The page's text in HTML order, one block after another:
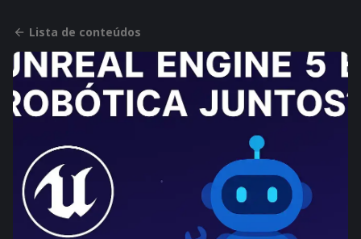
Lista de conteúdos